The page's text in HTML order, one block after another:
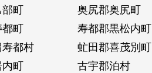
町
奥尻郡奥尻町
町
寿都郡黒松内町
都村
虻田郡喜茂別町
町
古宇郡泊村